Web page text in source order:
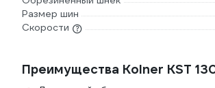
Размер шин
Скорости
Преимущества Kolner KST